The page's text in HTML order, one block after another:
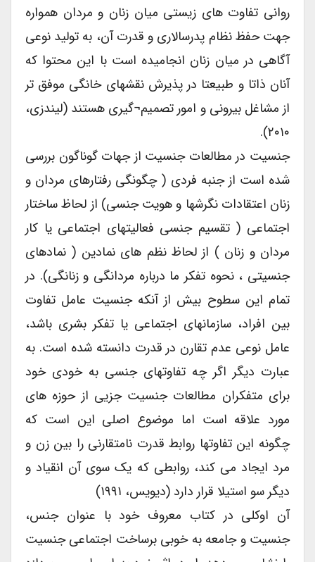
روانی تفاوت های زیستی میان زنان و مردان همواره
جهت حفظ نظام پدرسالاری و قدرت آن، به تولید نوعی
آگاهی در میان زنان انجامیده است با این محتوا که
آنان ذاتا و طبیعتا در پذیرش نقشهای خانگی موفق تر
از مشاغل بیرونی و امور تصمیم¬گیری هستند ‌(لیندزی،
۲۰۱۰).
جنسیت در مطالعات جنسیت از جهات گوناگون بررسی
شده است از جنبه فردی ( چگونگی رفتارهای مردان و
زنان اعتقادات نگرشها و هویت جنسی) از لحاظ ساختار
اجتماعی ( تقسیم جنسی فعالیتهای اجتماعی یا کار
مردان و زنان ) از لحاظ نظم های نمادین ( نمادهای
جنسیتی ، نحوه تفکر ما درباره مردانگی و زنانگی). در
تمام این سطوح بیش از آنکه جنسیت عامل تفاوت
بین افراد، سازمانهای اجتماعی یا تفکر بشری باشد،
عامل نوعی عدم تقارن در قدرت دانسته شده است. به
عبارت دیگر اگر چه تفاوتهای جنسی به خودی خود
برای متفکران مطالعات جنسیت جزیی از حوزه های
مورد علاقه است اما موضوع اصلی این است که
چگونه این تفاوتها روابط قدرت نامتقارنی را بین زن و
مرد ایجاد می کند، روابطی که یک سوی آن انقیاد و
دیگر سو استیلا قرار دارد (دیویس، ۱۹۹۱)
آن اوکلی در کتاب معروف خود با عنوان جنس،
جنسیت و جامعه به خوبی برساخت اجتماعی جنسیت